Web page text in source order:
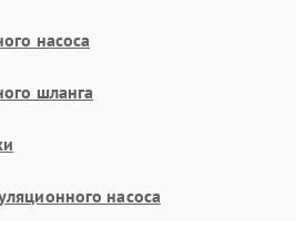
насоса
шланга
насоса